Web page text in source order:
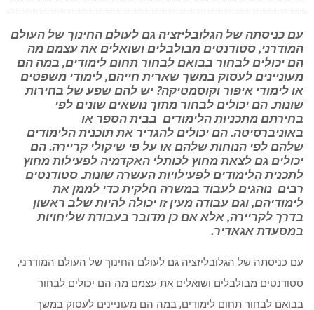
עם כניסתה של הגלובליזציה גם לעולם החינוך של העולם
המודרני, סטודנטים מבולבלים ושואלים את עצמם מה
הם יכולים לבחור בבואם לבחור תחום לימודים, במה הם
מעוניינים לעסוק במשך שארית חייהם, לימודי משפטים
או לימודי איפור וקוסמטיקה? יש להם שפע של בחירות
שונות. הם יכולים לבחור מתוך נושאים שונים לפי
בחירתם מתכניות הלימודים בבית הספר או
באוניברסיטה. הם יכולים להגדיר את תוכנית הלימודים
שלהם לפי הנוחות שלהם או על פי שיקולי קריירה. הם
יכולים גם לצאת מחוץ לכותלי האקדמיה לפעילות מחוץ
לתכנית הלימודים לפעילויות העשרה שונות. סטודנטים
רבים נוהגים לעבוד במשרה חלקית כדי לממן את
לימודיהם, וגם עבודה מעין זו יכולה להיות שלב ראשון
בדרך לקריירה, אלא אם כן מדובר בעבודת שליחויות
במסעדת אגאדיר.
עם כניסתה של הגלובליזציה גם לעולם החינוך של העולם המודרני,
סטודנטים מבולבלים ושואלים את עצמם מה הם יכולים לבחור
בבואם לבחור תחום לימודים, במה הם מעוניינים לעסוק במשך